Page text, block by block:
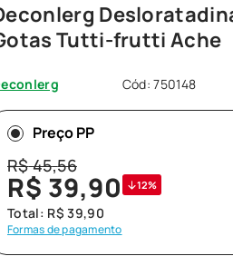
Tutti-frutti Ache
Cód:750148
Preço PP
R$45,56
R$ 39,90 12%
Total: R$ 39,90
Formas de pagamento